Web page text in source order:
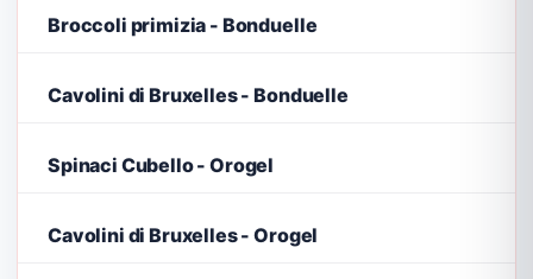
Broccoli primizia - Bonduelle
Cavolini di Bruxelles - Bonduelle
Spinaci Cubello - Orogel
Cavolini di Bruxelles - Orogel